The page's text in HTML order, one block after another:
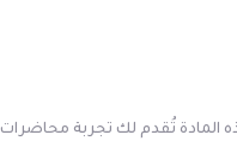
المادة تُقدم لك تجربة